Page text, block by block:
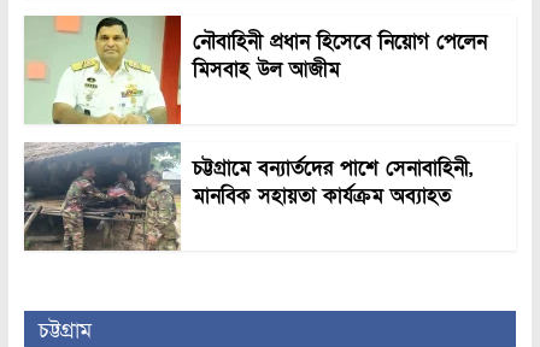
নৌবাহিনী প্রধান হিসেবে নিয়োগ পেলেন
মিসবাহ উল আজীম
চট্টগ্রামে বন্যার্তদের পাশে সেনাবাহিনী,
মানবিক সহায়তা কার্যক্রম অব্যাহত
চট্টগ্রাম